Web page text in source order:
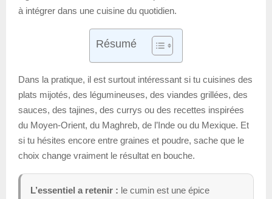
à intégrer dans une cuisine du quotidien.
Résumé
Dans la pratique, il est surtout intéressant si tu cuisines des
plats mijotés, des légumineuses, des viandes grillées, des
sauces, des tajines, des currys ou des recettes inspirées
du Moyen-Orient, du Maghreb, de l’Inde ou du Mexique. Et
si tu hésites encore entre graines et poudre, sache que le
choix change vraiment le résultat en bouche.
L’essentiel a retenir : le cumin est une épice